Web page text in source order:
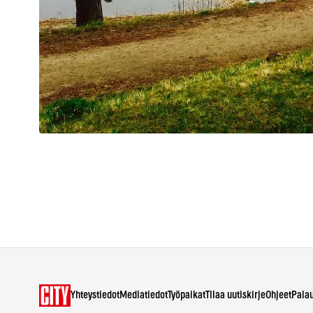
YhteystiedotMediatiedotTyöpaikatTilaa uutiskirjeOhjeet